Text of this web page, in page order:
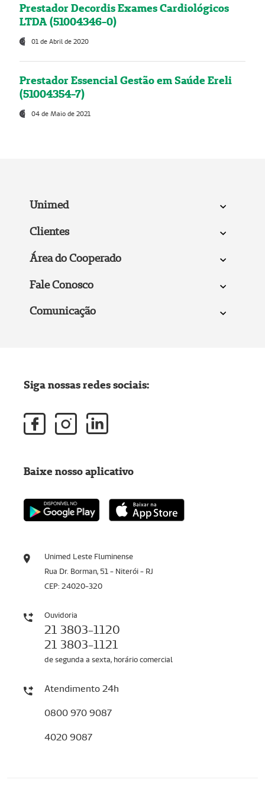
Prestador Decordis Exames Cardiológicos
LTDA (51004346-0)
01 de Abril de 2020
Prestador Essencial Gestão em Saúde Ereli
(51004354-7)
04 de Maio de 2021
Unimed
Clientes
Área do Cooperado
Fale Conosco
Comunicação
Unimed Leste Fluminense
Rua Dr. Borman, 51 - Niterói - RJ
CEP: 24020-320
Ouvidoria
21 3803-1120
21 3803-1121
de segunda a sexta, horário comercial
Atendimento 24h
0800 970 9087
4020 9087
Siga nossas redes sociais:
Baixe nosso aplicativo